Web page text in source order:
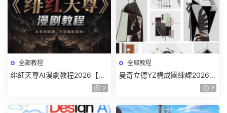
全部教程
绯紅天尊AI漫劇教程2026【畫
2
全部教程
曼奇立德YZ構成團練課2026年
8月已結課【畫質高清有課件】
2